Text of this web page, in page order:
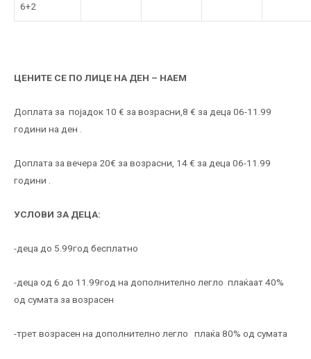
6+2
ЦЕНИТЕ СЕ ПО ЛИЦЕ НА ДЕН – НАЕМ
Доплата за појадок 10 € за возрасни,8 € за деца 06-11.99
години на ден .
Доплата за вечера 20€ за возрасни, 14 € за деца 06-11.99
години .
УСЛОВИ ЗА ДЕЦА:
-деца до 5.99год бесплатно
-деца од 6 до 11.99год на дополнително легло плаќаат 40%
од сумата за возрасен
-трет возрасен на дополнително легло плаќа 80% од сумата